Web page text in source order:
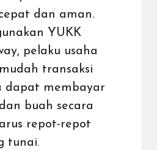
dan aman.
YUKK
pelaku usaha
transaksi
dapat membayar
buah secara
repot-repot
tunai.